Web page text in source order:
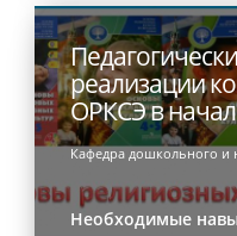
реализации
ОРКСЭ в
Кафедра дошкольного и
Необходимые